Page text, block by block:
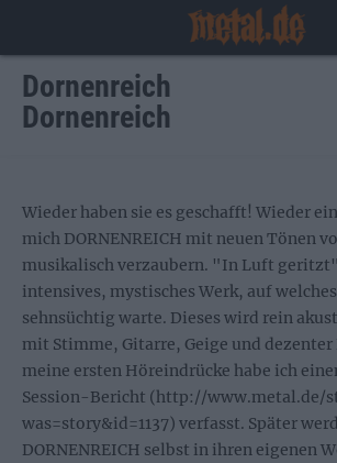
Dornenreich
Dornenreich
Wieder haben sie es geschafft! Wieder
mich DORNENREICH mit neuen Tönen
musikalisch verzaubern. "In Luft
intensives, mystisches Werk, auf
sehnsüchtig warte. Dieses wird rein
mit Stimme, Gitarre, Geige und dezenter
meine ersten Höreindrücke habe ich
Session-Bericht (http://www.metal.de/
was=story&id=1137) verfasst. Später
DORNENREICH selbst in ihren eigenen